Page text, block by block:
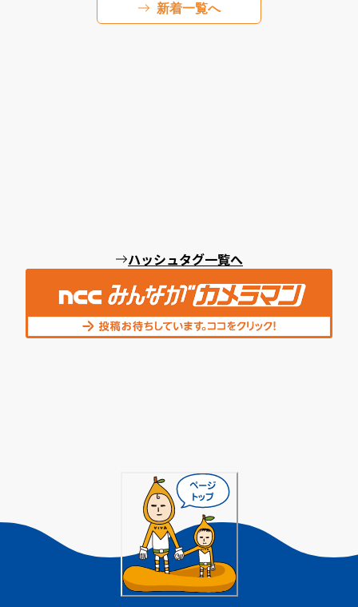
新着一覧へ
ハッシュタグ一覧へ